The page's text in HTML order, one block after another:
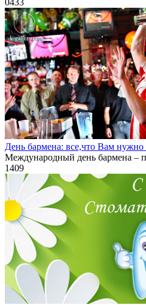
День бармена: все,что Вам нужно
Международный день бармена –
1409